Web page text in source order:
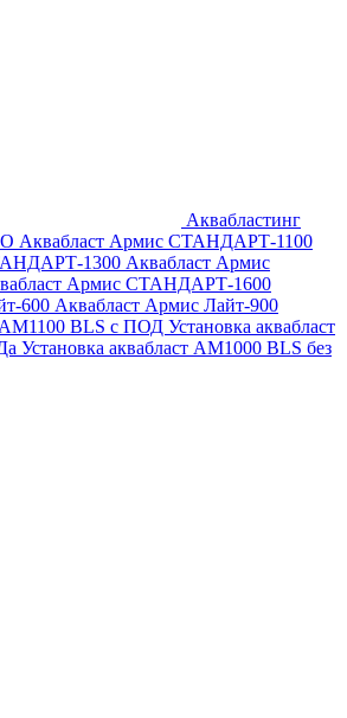
Аквабластинг
Аквабласт Армис СТАНДАРТ-1100
1300 Аквабласт Армис
Армис СТАНДАРТ-1600
600 Аквабласт Армис Лайт-900
AM1100 BLS с ПОД Установка аквабласт
Установка аквабласт AM1000 BLS без